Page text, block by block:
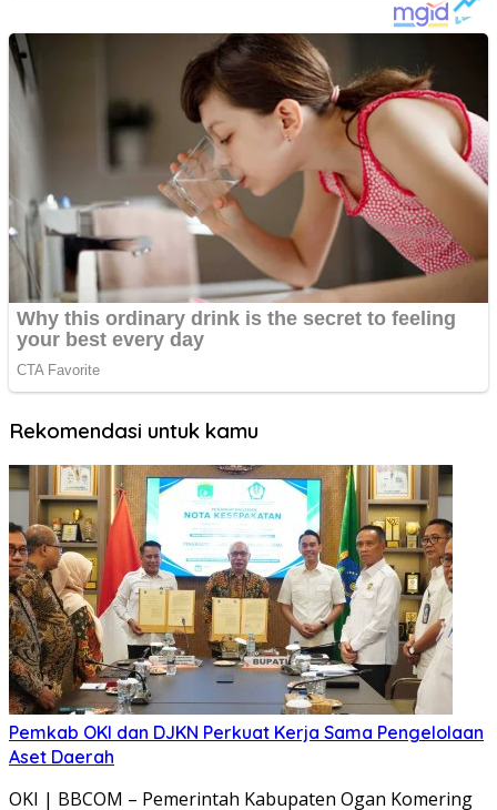
Rekomendasi untuk kamu
Pemkab OKI dan DJKN Perkuat Kerja Sama Pengelolaan
Aset Daerah
OKI | BBCOM – Pemerintah Kabupaten Ogan Komering